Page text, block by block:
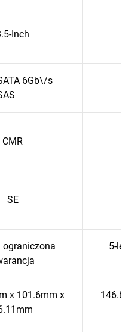
Inch
6Gb\/s
CMR
SE
ograniczona
5-
x 101.6mm x